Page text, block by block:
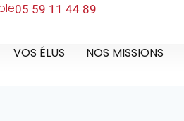
05 59 11 44 89
VOS ÉLUS NOS MISSIONS